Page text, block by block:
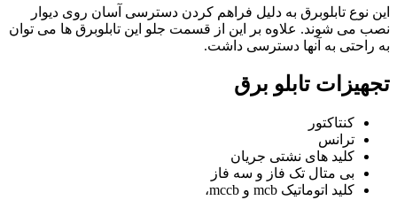
این نوع تابلوبرق به دلیل فراهم کردن دسترسی آسان روی دیوار
نصب می شوند. علاوه بر این از قسمت جلو این تابلوبرق ها می توان
به راحتی به آنها دسترسی داشت.
تجهیزات تابلو برق
کنتاکتور
ترانس
کلید های نشتی جریان
بی متال تک فاز و سه فاز
کلید اتوماتیک mcb و mccb،